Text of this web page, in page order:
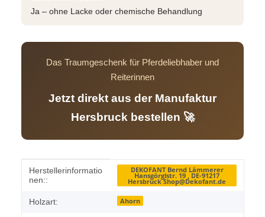
Ja – ohne Lacke oder chemische Behandlung
Das Traumgeschenk für Pferdeliebhaber und
Reiterinnen
Jetzt direkt aus der Manufaktur
Hersbruck bestellen 🚀
Produkteigenschaft
Wert
Herstellerinformatio
nen::
DEKOFANT Bernd Lämmerer
Hansgörglstr. 19 , DE-91217
Hersbruck Shop@Dekofant.de
Holzart: Ahorn